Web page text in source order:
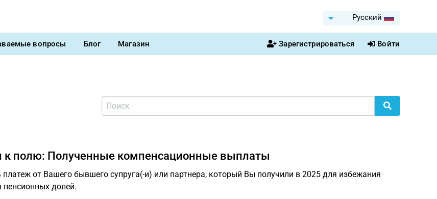
Pусский
вопросы Блог Магазин Зарегистрироваться Войти
к полю: Полученные компенсационные выплаты
платеж от Вашего бывшего супруга(-и) или партнера, который Вы получили в 2025 для избежания
долей.